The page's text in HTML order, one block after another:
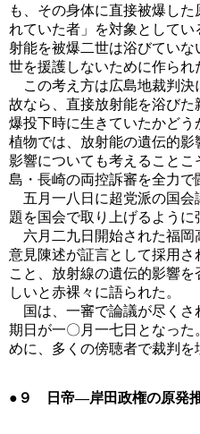
も、その身体に直接被爆し
れていた者」を対象として
射能を被爆二世は浴びてい
世を援護しないために作ら
この考え方は広島地裁判決
故なら、直接放射能を浴び
爆投下時に生きていたかど
植物では、放射能の遺伝的
影響についても考えること
島・長崎の両控訴審を全力で
五月一八日に超党派の国会
題を国会で取り上げるように
六月二九日開始された福岡
意見陳述が証言として採用
こと、放射線の遺伝的影響
しいと赤裸々に語られた。
国は、一審で論議が尽くさ
期日が一〇月一七日となっ
めに、多くの傍聴者で裁判を
●９ 日帝―岸田政権の原発